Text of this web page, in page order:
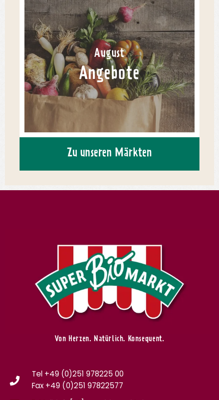
August
Angebote
Zu unseren Märkten
Von Herzen. Natürlich. Konsequent.
Tel +49 (0)251 978225 00
Fax +49 (0)251 97822577